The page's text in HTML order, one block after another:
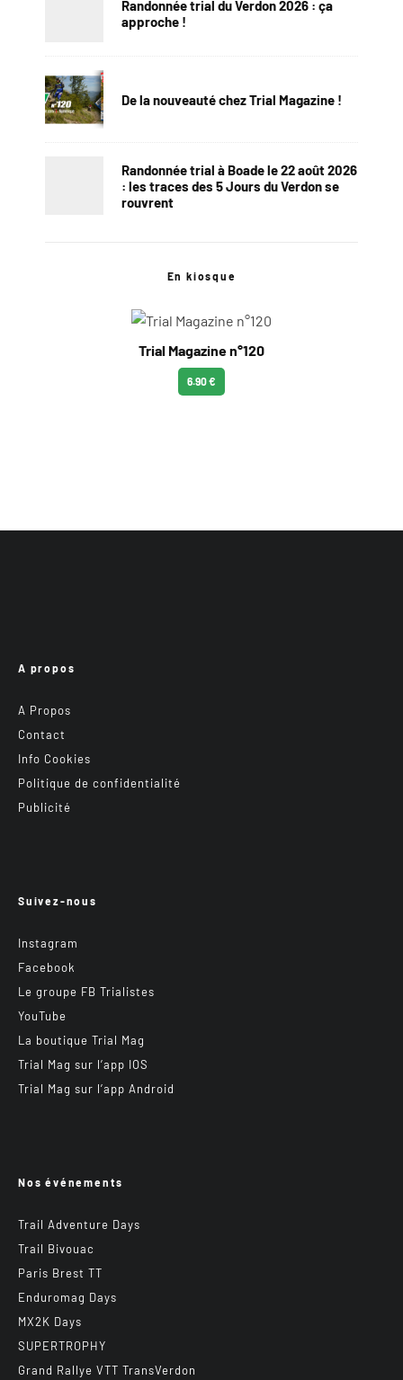
Randonnée trial du Verdon 2026 : ça
approche !
De la nouveauté chez Trial Magazine !
Randonnée trial à Boade le 22 août 2026
: les traces des 5 Jours du Verdon se
rouvrent
En kiosque
Trial Magazine n°120
6.90 €
A propos
A Propos
Contact
Info Cookies
Politique de confidentialité
Publicité
Suivez-nous
Instagram
Facebook
Le groupe FB Trialistes
YouTube
La boutique Trial Mag
Trial Mag sur l’app IOS
Trial Mag sur l’app Android
Nos événements
Trail Adventure Days
Trail Bivouac
Paris Brest TT
Enduromag Days
MX2K Days
SUPERTROPHY
Grand Rallye VTT TransVerdon